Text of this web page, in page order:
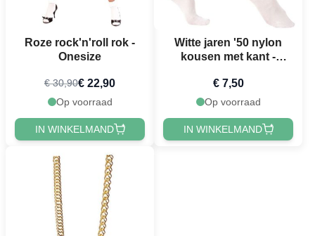
Roze rock'n'roll rok -
Onesize
€ 30,90€ 22,90
Op voorraad
IN WINKELMAND
Witte jaren '50 nylon
kousen met kant -
€ 7,50
Op voorraad
IN WINKELMAND